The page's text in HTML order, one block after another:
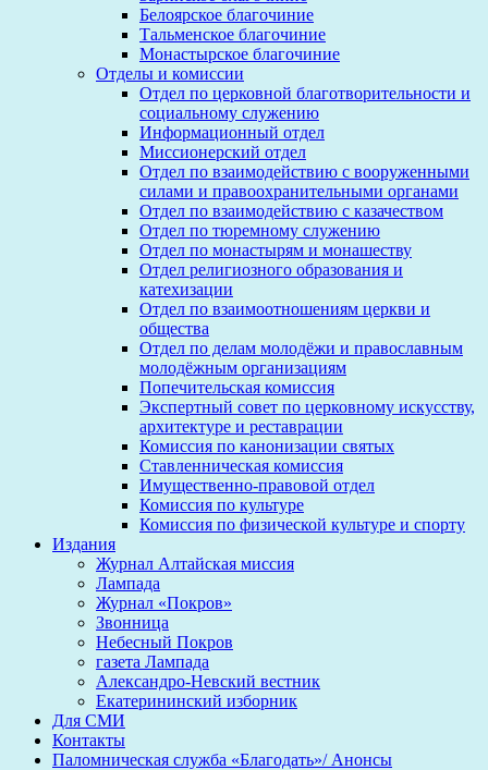
Белоярское благочиние
Тальменское благочиние
Монастырское благочиние
Отделы и комиссии
Отдел по церковной благотворительности и
социальному служению
Информационный отдел
Миссионерский отдел
Отдел по взаимодействию с вооруженными
силами и правоохранительными органами
Отдел по взаимодействию с казачеством
Отдел по тюремному служению
Отдел по монастырям и монашеству
Отдел религиозного образования и
катехизации
Отдел по взаимоотношениям церкви и
общества
Отдел по делам молодёжи и православным
молодёжным организациям
Попечительская комиссия
Экспертный совет по церковному искусству,
архитектуре и реставрации
Комиссия по канонизации святых
Ставленническая комиссия
Имущественно-правовой отдел
Комиссия по культуре
Комиссия по физической культуре и спорту
Издания
Журнал Алтайская миссия
Лампада
Журнал «Покров»
Звонница
Небесный Покров
газета Лампада
Александро-Невский вестник
Екатерининский изборник
Для СМИ
Контакты
Паломническая служба «Благодать»/ Анонсы